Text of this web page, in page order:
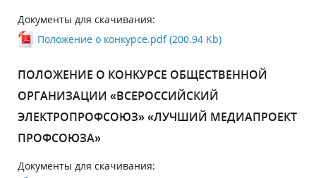
Документы для скачивания:
Положение о конкурсе.pdf (200.94 Kb)
ПОЛОЖЕНИЕ О КОНКУРСЕ ОБЩЕСТВЕННОЙ
ОРГАНИЗАЦИИ «ВСЕРОССИЙСКИЙ
ЭЛЕКТРОПРОФСОЮЗ» «ЛУЧШИЙ МЕДИАПРОЕКТ
ПРОФСОЮЗА»
Документы для скачивания: